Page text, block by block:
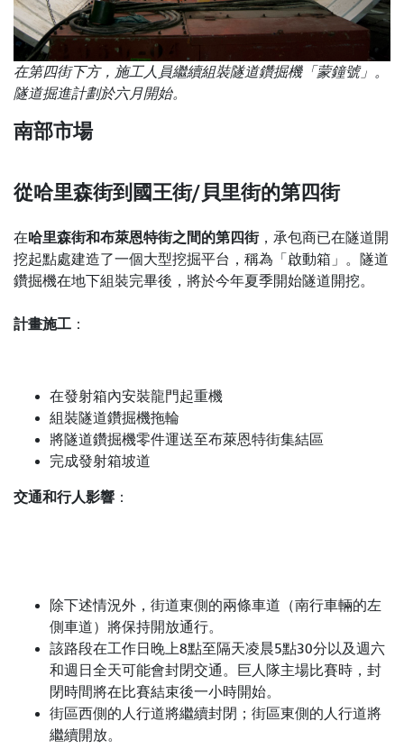
在第四街下方，施工人員繼續組裝隧道鑽掘機「蒙鐘號」。
隧道掘進計劃於六月開始。
南部市場
從哈里森街到國王街/貝里街的第四街
在哈里森街和布萊恩特街之間的第四街，承包商已在隧道開
挖起點處建造了一個大型挖掘平台，稱為「啟動箱」。隧道
鑽掘機在地下組裝完畢後，將於今年夏季開始隧道開挖。
計畫施工 ：
在發射箱內安裝龍門起重機
組裝隧道鑽掘機拖輪
將隧道鑽掘機零件運送至布萊恩特街集結區
完成發射箱坡道
交通和行人影響 ：
除下述情況外，街道東側的兩條車道（南行車輛的左
側車道）將保持開放通行。
該路段在工作日晚上8點至隔天凌晨5點30分以及週六
和週日全天可能會封閉交通。巨人隊主場比賽時，封
閉時間將在比賽結束後一小時開始。
街區西側的人行道將繼續封閉；街區東側的人行道將
繼續開放。